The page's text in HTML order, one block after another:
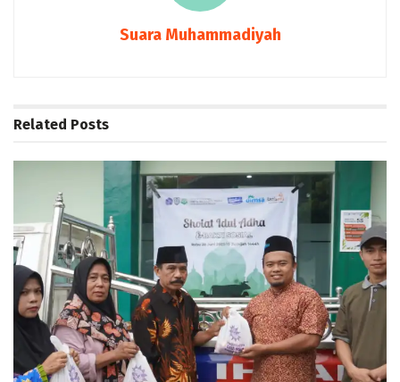
Suara Muhammadiyah
Related Posts